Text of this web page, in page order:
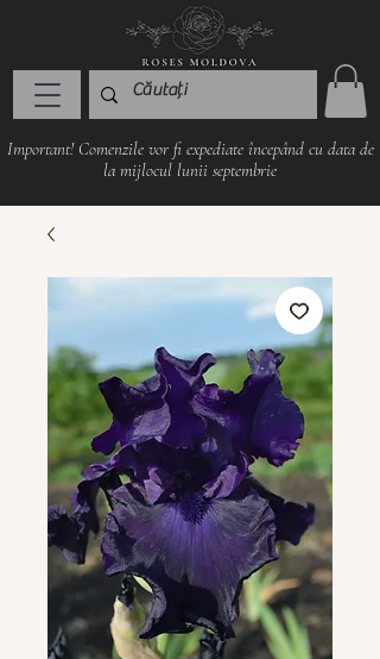
Important! Comenzile vor fi expediate începând cu data de
la mijlocul lunii septembrie